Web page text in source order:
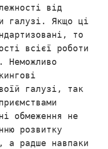
від
галузі. Якщо ці
то
всієї роботи
Неможливо
галузі, так
обмеження не
розвитку
а радше навпаки